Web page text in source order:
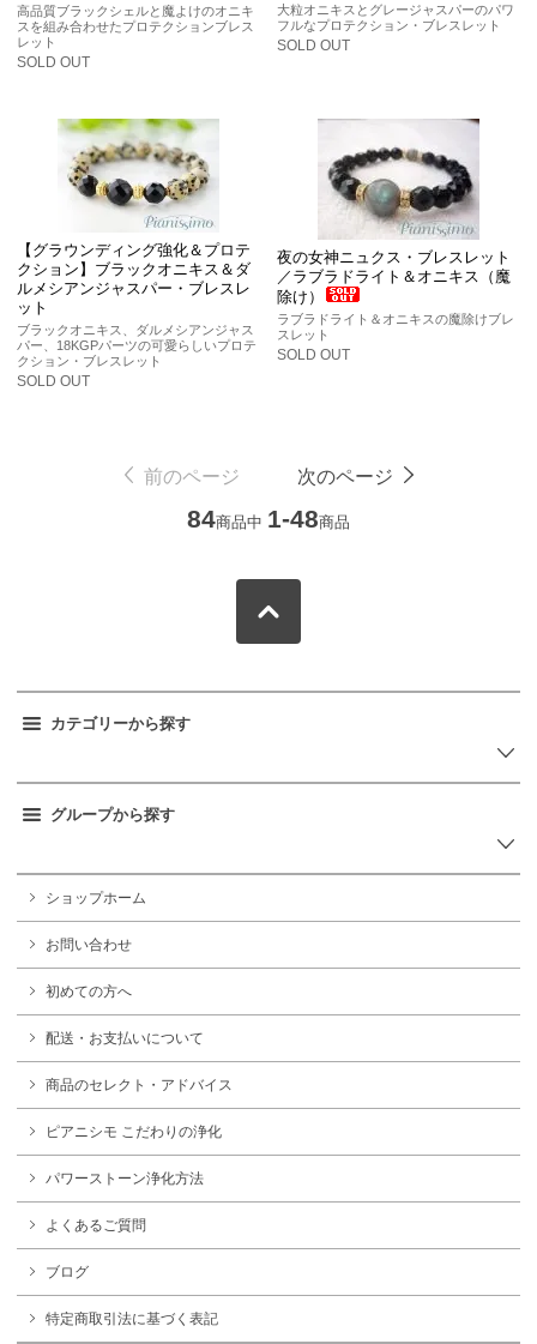
高品質ブラックシェルと魔よけのオニキ
スを組み合わせたプロテクションブレス
レット
SOLD OUT
大粒オニキスとグレージャスパーのパワ
フルなプロテクション・ブレスレット
SOLD OUT
【グラウンディング強化＆プロテ
クション】ブラックオニキス＆ダ
ルメシアンジャスパー・ブレスレ
ット
ブラックオニキス、ダルメシアンジャス
パー、18KGPパーツの可愛らしいプロテ
クション・ブレスレット
SOLD OUT
夜の女神ニュクス・ブレスレット
／ラブラドライト＆オニキス（魔
除け）
ラブラドライト＆オニキスの魔除けブレ
スレット
SOLD OUT
前のページ 次のページ
84商品中 1-48商品
カテゴリーから探す
グループから探す
ショップホーム
お問い合わせ
初めての方へ
配送・お支払いについて
商品のセレクト・アドバイス
ピアニシモ こだわりの浄化
パワーストーン浄化方法
よくあるご質問
ブログ
特定商取引法に基づく表記